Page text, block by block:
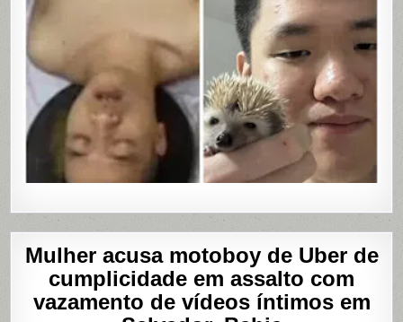
Mulher acusa motoboy de Uber de
cumplicidade em assalto com
vazamento de vídeos íntimos em